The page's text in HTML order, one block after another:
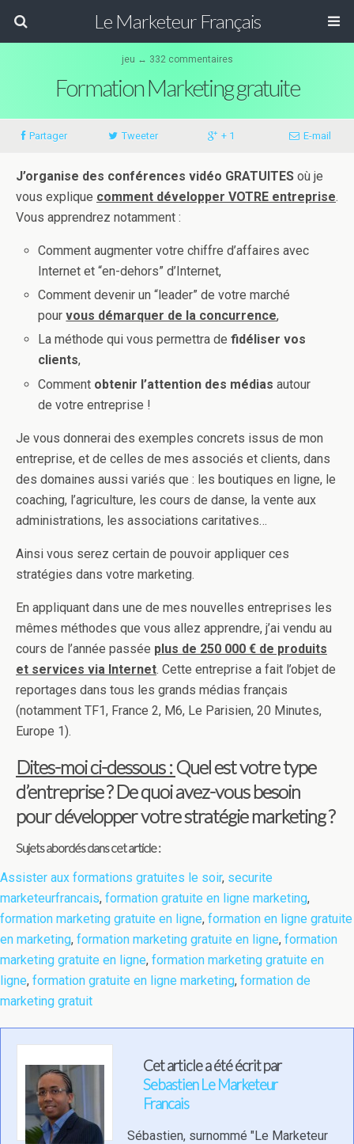
Le Marketeur Français
jeu ↔ 332 commentaires
Formation Marketing gratuite
Partager Tweeter + 1 E-mail
J’organise des conférences vidéo GRATUITES où je
vous explique comment développer VOTRE entreprise.
Vous apprendrez notamment :
Comment augmenter votre chiffre d’affaires avec
Internet et “en-dehors” d’Internet,
Comment devenir un “leader” de votre marché
pourvous démarquer de la concurrence,
La méthode qui vous permettra defidéliser vos
clients,
Comment obtenir l’attention des médias autour
de votre entreprise !
Je vous donnerai des exemples concrets issus de mon
entreprise, et de celles de mes associés et clients, dans
des domaines aussi variés que : les boutiques en ligne, le
coaching, l’agriculture, les cours de danse, la vente aux
administrations, les associations caritatives…
Ainsi vous serez certain de pouvoir appliquer ces
stratégies dans votre marketing.
En appliquant dans une de mes nouvelles entreprises les
mêmes méthodes que vous allez apprendre, j’ai vendu au
cours de l’année passée plus de 250 000 € de produits
et services via Internet. Cette entreprise a fait l’objet de
reportages dans tous les grands médias français
(notamment TF1, France 2, M6, Le Parisien, 20 Minutes,
Europe 1).
Dites-moi ci-dessous :Quel est votre type
d’entreprise ? De quoi avez-vous besoin
pour développer votre stratégie marketing ?
Sujets abordés dans cet article :
Assister aux formations gratuites le soir, securite
marketeurfrancais, formation gratuite en ligne marketing,
formation marketing gratuite en ligne, formation en ligne gratuite
en marketing, formation marketing gratuite en ligne, formation
marketing gratuite en ligne, formation marketing gratuite en
ligne, formation gratuite en ligne marketing, formation de
marketing gratuit
Cet article a été écrit par
Sebastien Le Marketeur
Francais
Sébastien, surnommé "Le Marketeur